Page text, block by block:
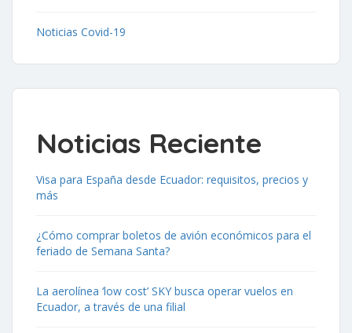
Noticias Covid-19
Noticias Reciente
Visa para España desde Ecuador: requisitos, precios y
más
¿Cómo comprar boletos de avión económicos para el
feriado de Semana Santa?
La aerolínea ‘low cost’ SKY busca operar vuelos en
Ecuador, a través de una filial